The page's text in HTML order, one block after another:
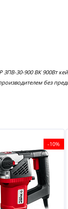
30-900 ВК 900Вт
без
-10%